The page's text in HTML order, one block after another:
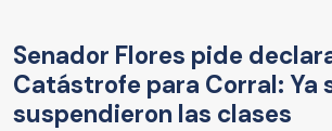
Senador Flores pide
Catástrofe para Corral: Ya
suspendieron las clases